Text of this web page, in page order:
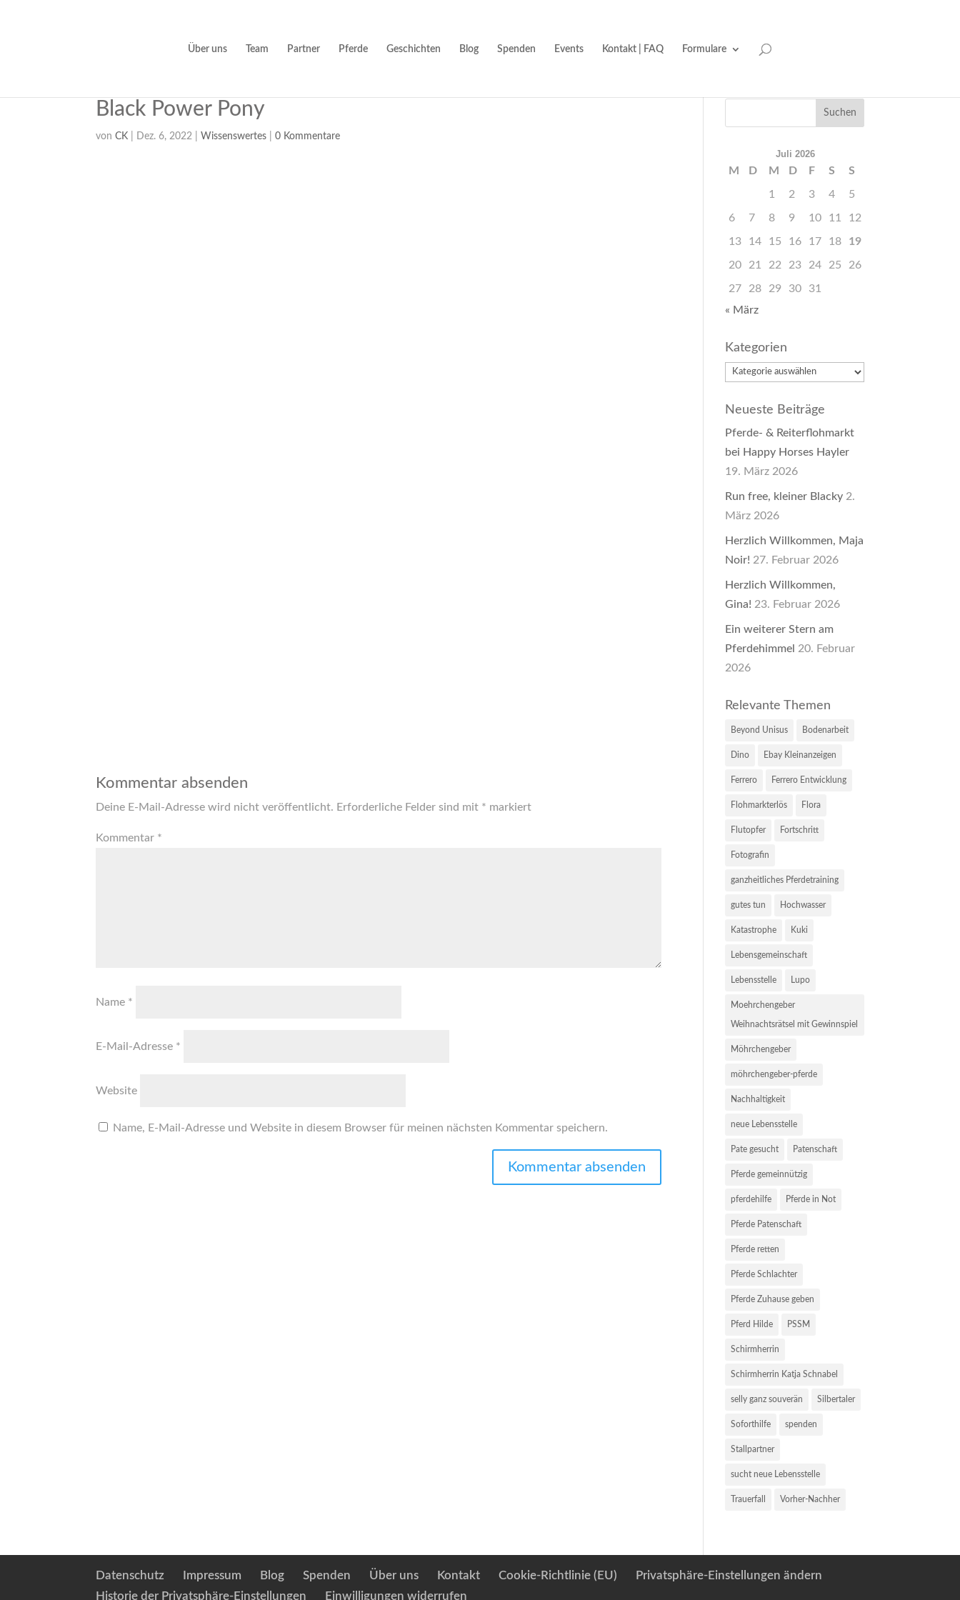
Über uns Team Partner Pferde Geschichten Blog Spenden Events Kontakt | FAQ Formulare
Black Power Pony
vonCK Dez. 6, 2022 Wissenswertes |0 Kommentare
Kommentar absenden
Deine E-Mail-Adresse wird nicht veröffentlicht. Erforderliche Felder sind mit * markiert
Kommentar *
Name *
E-Mail-Adresse *
Website
Name, E-Mail-Adresse und Website in diesem Browser für meinen nächsten Kommentar speichern.
Juli 2026
M D M D F S S
1 2 3 4 5
6 7 8 9 10 11 12
13 14 15 16 17 18 19
20 21 22 23 24 25 26
27 28 29 30
31
« März
Kategorien
Kategorien
Neueste Beiträge
Pferde- & Reiterflohmarkt
bei Happy Horses Hayler
19. März 2026
Run free, kleiner Blacky 2.
März 2026
Herzlich Willkommen, Maja
Noir! 27. Februar 2026
Herzlich Willkommen,
Gina! 23. Februar 2026
Ein weiterer Stern am
Pferdehimmel 20. Februar
2026
Relevante Themen
Beyond Unisus Bodenarbeit
Dino Ebay Kleinanzeigen
Ferrero Ferrero Entwicklung
Flohmarkterlös Flora
Flutopfer Fortschritt
Fotografin
ganzheitliches Pferdetraining
gutes tun Hochwasser
Katastrophe Kuki
Lebensgemeinschaft
Lebensstelle Lupo
Moehrchengeber
Weihnachtsrätsel mit Gewinnspiel
Möhrchengeber
möhrchengeber-pferde
Nachhaltigkeit
neue Lebensstelle
Pate gesucht Patenschaft
Pferde gemeinnützig
pferdehilfe Pferde in Not
Pferde Patenschaft
Pferde retten
Pferde Schlachter
Pferde Zuhause geben
Pferd Hilde PSSM
Schirmherrin
Schirmherrin Katja Schnabel
selly ganz souverän Silbertaler
Soforthilfe spenden
Stallpartner
sucht neue Lebensstelle
Trauerfall Vorher-Nachher
Datenschutz Impressum Blog Spenden Über uns Kontakt Cookie-Richtlinie (EU)
Privatsphäre-Einstellungen ändern
Historie der Privatsphäre-Einstellungen
Einwilligungen widerrufen